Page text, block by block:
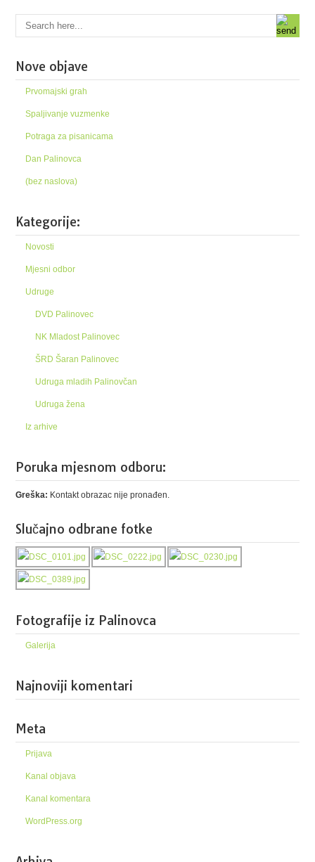
Nove objave
Prvomajski grah
Spaljivanje vuzmenke
Potraga za pisanicama
Dan Palinovca
(bez naslova)
Kategorije:
Novosti
Mjesni odbor
Udruge
DVD Palinovec
NK Mladost Palinovec
ŠRD Šaran Palinovec
Udruga mladih Palinovčan
Udruga žena
Iz arhive
Poruka mjesnom odboru:
Greška: Kontakt obrazac nije pronađen.
Slučajno odbrane fotke
Fotografije iz Palinovca
Galerija
Najnoviji komentari
Meta
Prijava
Kanal objava
Kanal komentara
WordPress.org